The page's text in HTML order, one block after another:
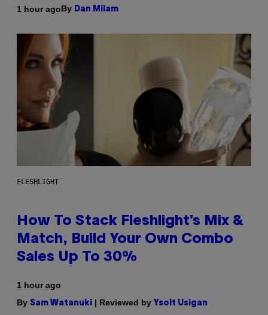
1 hour agoBy Dan Milam
FLESHLIGHT
How To Stack Fleshlight’s Mix &
Match, Build Your Own Combo
Sales Up To 30%
1 hour ago
By Sam Watanuki | Reviewed by Ysolt Usigan